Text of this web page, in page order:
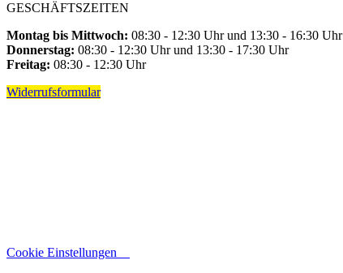
GESCHÄFTSZEITEN
Montag bis Mittwoch: 08:30 - 12:30 Uhr und 13:30 - 16:30 Uhr
Donnerstag: 08:30 - 12:30 Uhr und 13:30 - 17:30 Uhr
Freitag: 08:30 - 12:30 Uhr
Widerrufsformular
Cookie Einstellungen